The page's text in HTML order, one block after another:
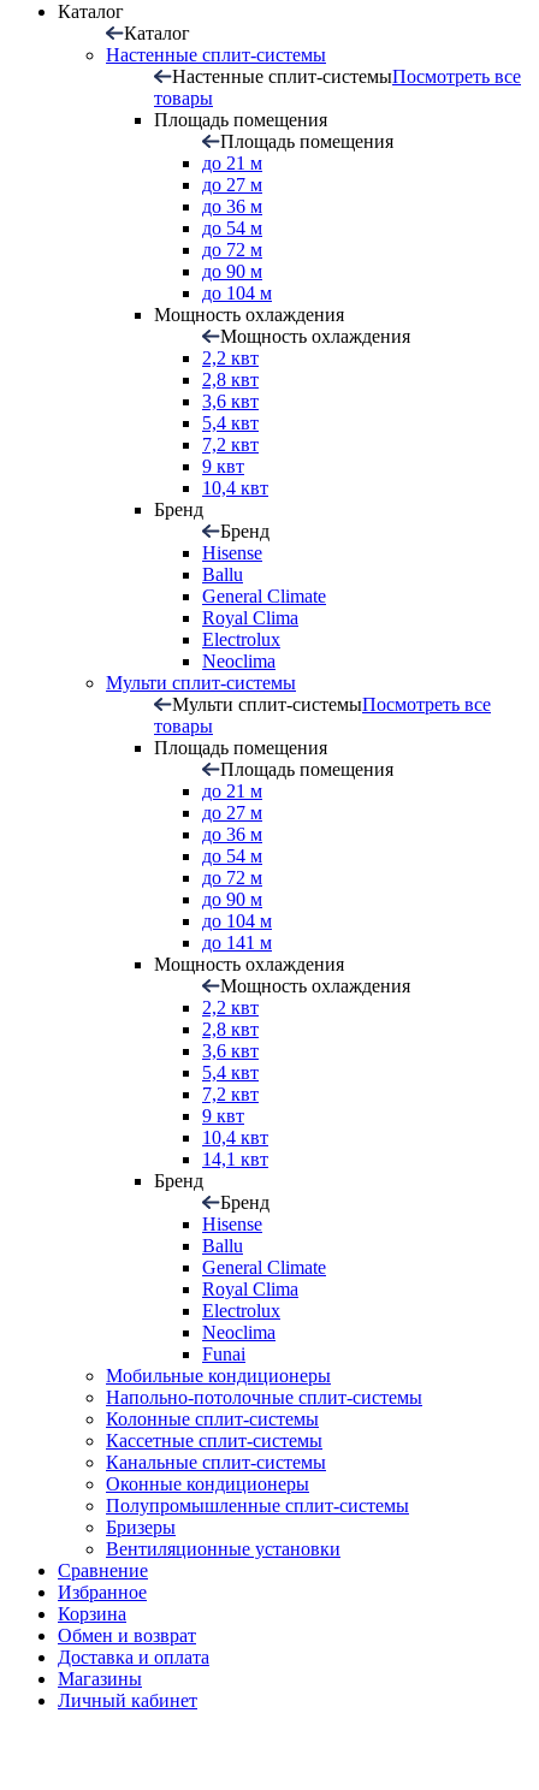
Каталог
Каталог
Настенные сплит-системы
Настенные сплит-системыПосмотреть все
товары
Площадь помещения
Площадь помещения
до 21 м
до 27 м
до 36 м
до 54 м
до 72 м
до 90 м
до 104 м
Мощность охлаждения
Мощность охлаждения
2,2 квт
2,8 квт
3,6 квт
5,4 квт
7,2 квт
9 квт
10,4 квт
Бренд
Бренд
Hisense
Ballu
General Climate
Royal Clima
Electrolux
Neoclima
Мульти сплит-системы
Мульти сплит-системыПосмотреть все
товары
Площадь помещения
Площадь помещения
до 21 м
до 27 м
до 36 м
до 54 м
до 72 м
до 90 м
до 104 м
до 141 м
Мощность охлаждения
Мощность охлаждения
2,2 квт
2,8 квт
3,6 квт
5,4 квт
7,2 квт
9 квт
10,4 квт
14,1 квт
Бренд
Бренд
Hisense
Ballu
General Climate
Royal Clima
Electrolux
Neoclima
Funai
Мобильные кондиционеры
Напольно-потолоч​ные ​сплит-системы
Колонные ​​сплит-системы
Кассетные сплит-системы
Канальные сплит-системы
Оконные кондиционеры
Полупромышленные сплит-системы
Бризеры
Вентиляционные установки
Сравнение
Избранное
Корзина
Обмен и возврат
Доставка и оплата
Магазины
Личный кабинет